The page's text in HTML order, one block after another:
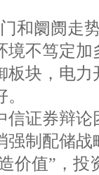
阛阓走
境不笃定
板块，电
证券辩论
强制配储
价值”，